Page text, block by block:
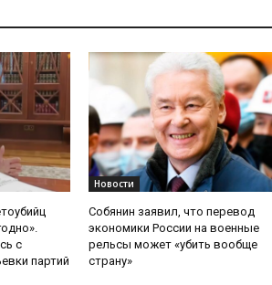
с
партий
Новости
Собянин заявил, что перевод
экономики России на военные
рельсы может «убить вообще
страну»